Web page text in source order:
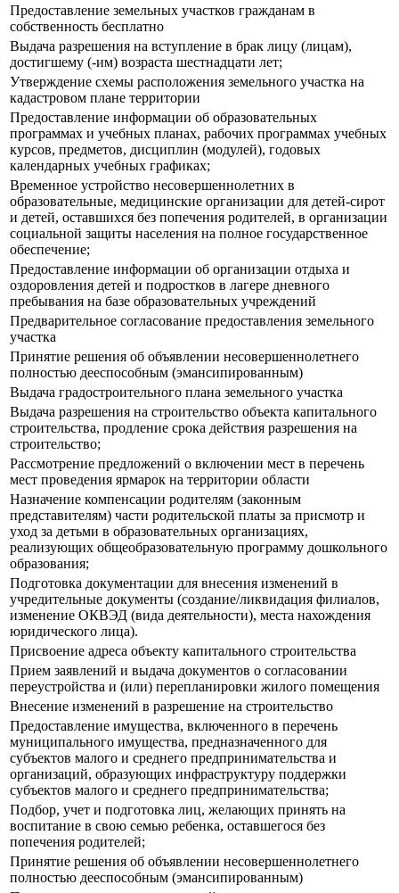
Предоставление земельных участков гражданам в
собственность бесплатно
Выдача разрешения на вступление в брак лицу (лицам),
достигшему (-им) возраста шестнадцати лет;
Утверждение схемы расположения земельного участка на
кадастровом плане территории
Предоставление информации об образовательных
программах и учебных планах, рабочих программах учебных
курсов, предметов, дисциплин (модулей), годовых
календарных учебных графиках;
Временное устройство несовершеннолетних в
образовательные, медицинские организации для детей-сирот
и детей, оставшихся без попечения родителей, в организации
социальной защиты населения на полное государственное
обеспечение;
Предоставление информации об организации отдыха и
оздоровления детей и подростков в лагере дневного
пребывания на базе образовательных учреждений
Предварительное согласование предоставления земельного
участка
Принятие решения об объявлении несовершеннолетнего
полностью дееспособным (эмансипированным)
Выдача градостроительного плана земельного участка
Выдача разрешения на строительство объекта капитального
строительства, продление срока действия разрешения на
строительство;
Рассмотрение предложений о включении мест в перечень
мест проведения ярмарок на территории области
Назначение компенсации родителям (законным
представителям) части родительской платы за присмотр и
уход за детьми в образовательных организациях,
реализующих общеобразовательную программу дошкольного
образования;
Подготовка документации для внесения изменений в
учредительные документы (создание/ликвидация филиалов,
изменение ОКВЭД (вида деятельности), места нахождения
юридического лица).
Присвоение адреса объекту капитального строительства
Прием заявлений и выдача документов о согласовании
переустройства и (или) перепланировки жилого помещения
Внесение изменений в разрешение на строительство
Предоставление имущества, включенного в перечень
муниципального имущества, предназначенного для
субъектов малого и среднего предпринимательства и
организаций, образующих инфраструктуру поддержки
субъектов малого и среднего предпринимательства;
Подбор, учет и подготовка лиц, желающих принять на
воспитание в свою семью ребенка, оставшегося без
попечения родителей;
Принятие решения об объявлении несовершеннолетнего
полностью дееспособным (эмансипированным)